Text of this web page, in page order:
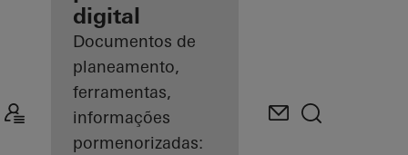
de
trabalho
digital
Documentos de
planeamento,
ferramentas,
informações
pormenorizadas: